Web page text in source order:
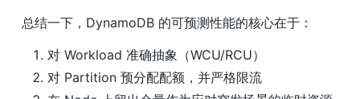
总结一下，DynamoDB 的可预测性能的核心在于：
对 Workload 准确抽象（WCU/RCU）
对 Partition 预分配配额，并严格限流